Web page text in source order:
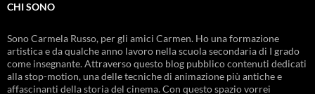
CHI SONO
Sono Carmela Russo, per gli amici Carmen. Ho una formazione
artistica e da qualche anno lavoro nella scuola secondaria di I grado
come insegnante. Attraverso questo blog pubblico contenuti dedicati
alla stop-motion, una delle tecniche di animazione più antiche e
affascinanti della storia del cinema. Con questo spazio vorrei